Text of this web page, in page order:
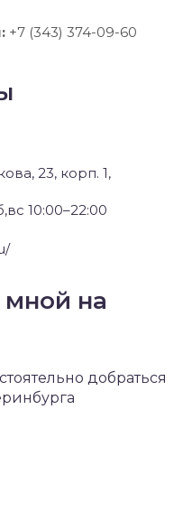
+7 (343) 374-09-60
23, корп. 1,
10:00–22:00
на
добраться